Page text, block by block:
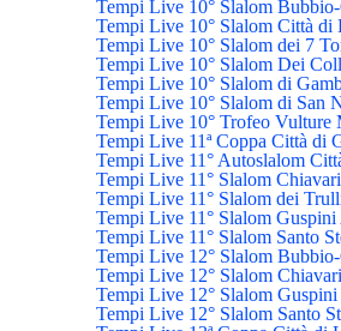
Tempi Live 10° Slalom Bubbio-
Tempi Live 10° Slalom Città di
Tempi Live 10° Slalom dei 7
Tempi Live 10° Slalom Dei
Tempi Live 10° Slalom di
Tempi Live 10° Slalom di San
Tempi Live 10° Trofeo Vulture
Tempi Live 11ª Coppa Città di
Tempi Live 11° Autoslalom
Tempi Live 11° Slalom
Tempi Live 11° Slalom dei
Tempi Live 11° Slalom Guspini
Tempi Live 11° Slalom Santo
Tempi Live 12° Slalom Bubbio-
Tempi Live 12° Slalom
Tempi Live 12° Slalom
Tempi Live 12° Slalom Santo